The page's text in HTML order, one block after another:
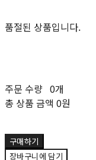
품절된 상품입니다.
주문 수량 0개
총 상품 금액 0원
구매하기
장바구니에 담기